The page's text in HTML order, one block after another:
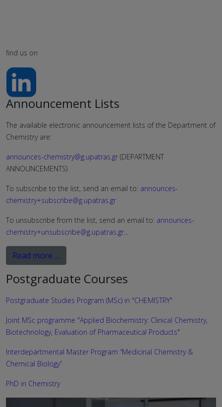
find us on
Announcement Lists
The available electronic announcement lists of the Department of
Chemistry are:
announces-chemistry@g.upatras.gr (DEPARTMENT
ANNOUNCEMENTS)
To subscribe to the list, send an email to: announces-
chemistry+subscribe@g.upatras.gr
To unsubscribe from the list, send an email to: announces-
chemistry+unsubscribe@g.upatras.gr...
Read more …
Postgraduate Courses
Postgraduate Studies Program (MSc) in "CHEMISTRY"
Joint MSc programme "Applied Biochemistry: Clinical Chemistry,
Biotechnology, Evaluation of Pharmaceutical Products"
Interdepartmental Master Program “Medicinal Chemistry &
Chemical Biology”
PhD in Chemistry